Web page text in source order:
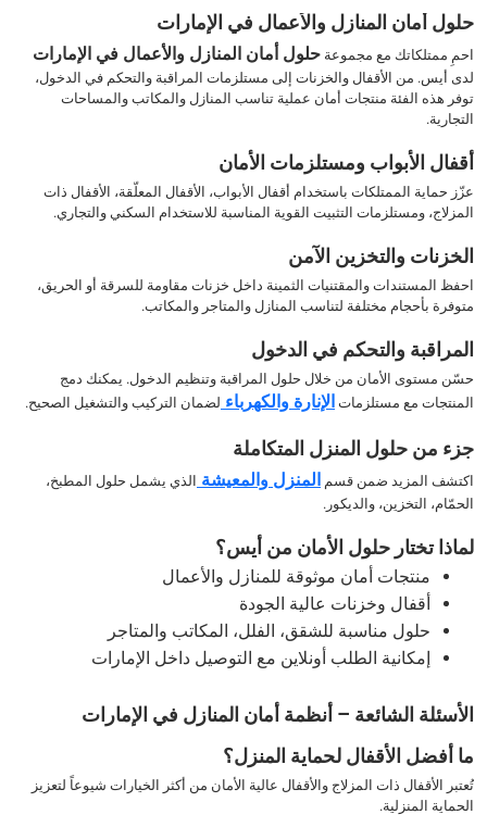
5
6
7
›
››
حلول أمان المنازل والأعمال في الإمارات
احمِ ممتلكاتك مع مجموعة حلول أمان المنازل والأعمال في الإمارات
لدى أيس. من الأقفال والخزنات إلى مستلزمات المراقبة والتحكم في الدخول،
توفر هذه الفئة منتجات أمان عملية تناسب المنازل والمكاتب والمساحات
التجارية.
أقفال الأبواب ومستلزمات الأمان
عزّز حماية الممتلكات باستخدام أقفال الأبواب، الأقفال المعلّقة، الأقفال ذات
المزلاج، ومستلزمات التثبيت القوية المناسبة للاستخدام السكني والتجاري.
الخزنات والتخزين الآمن
احفظ المستندات والمقتنيات الثمينة داخل خزنات مقاومة للسرقة أو الحريق،
متوفرة بأحجام مختلفة لتناسب المنازل والمتاجر والمكاتب.
المراقبة والتحكم في الدخول
حسّن مستوى الأمان من خلال حلول المراقبة وتنظيم الدخول. يمكنك دمج
المنتجات مع مستلزمات الإنارة والكهرباء لضمان التركيب والتشغيل الصحيح.
جزء من حلول المنزل المتكاملة
اكتشف المزيد ضمن قسم المنزل والمعيشة
الذي يشمل حلول المطبخ،
الحمّام، التخزين، والديكور.
لماذا تختار حلول الأمان من أيس؟
منتجات أمان موثوقة للمنازل والأعمال
أقفال وخزنات عالية الجودة
حلول مناسبة للشقق، الفلل، المكاتب والمتاجر
إمكانية الطلب أونلاين مع التوصيل داخل الإمارات
الأسئلة الشائعة – أنظمة أمان المنازل في الإمارات
ما أفضل الأقفال لحماية المنزل؟
تُعتبر الأقفال ذات المزلاج والأقفال عالية الأمان من أكثر الخيارات شيوعاً لتعزيز
الحماية المنزلية.